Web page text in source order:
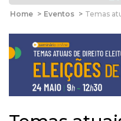
Home > Eventos > Temas